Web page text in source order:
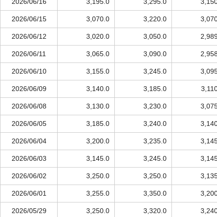
2026/06/15 3,070.0 3,220.0
2026/06/12 3,020.0 3,050.0
2026/06/11 3,065.0 3,090.0
2026/06/10 3,155.0 3,245.0
2026/06/09 3,140.0 3,185.0
2026/06/08 3,130.0 3,230.0
2026/06/05 3,185.0 3,240.0
2026/06/04 3,200.0 3,235.0
2026/06/03 3,145.0 3,245.0
2026/06/02 3,250.0 3,250.0
2026/06/01 3,255.0 3,350.0
2026/05/29 3,250.0 3,320.0